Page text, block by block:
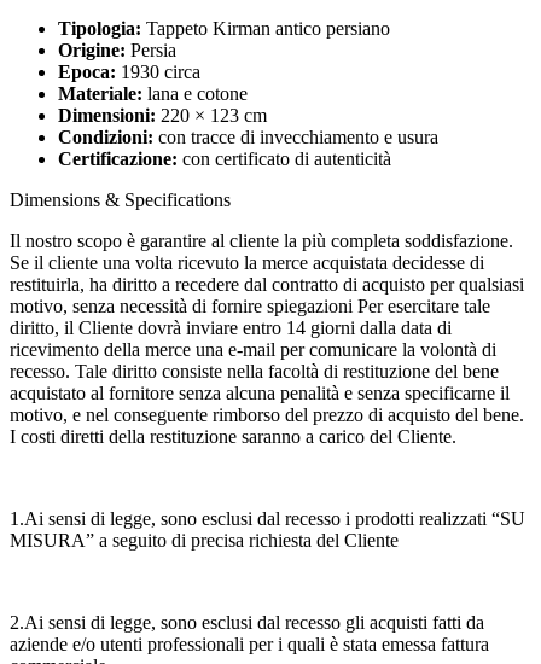
Tipologia: Tappeto Kirman antico persiano
Origine: Persia
Epoca: 1930 circa
Materiale: lana e cotone
Dimensioni: 220 × 123 cm
Condizioni: con tracce di invecchiamento e usura
Certificazione: con certificato di autenticità
Dimensions & Specifications
Il nostro scopo è garantire al cliente la più completa soddisfazione.
Se il cliente una volta ricevuto la merce acquistata decidesse di
restituirla, ha diritto a recedere dal contratto di acquisto per qualsiasi
motivo, senza necessità di fornire spiegazioni Per esercitare tale
diritto, il Cliente dovrà inviare entro 14 giorni dalla data di
ricevimento della merce una e-mail per comunicare la volontà di
recesso. Tale diritto consiste nella facoltà di restituzione del bene
acquistato al fornitore senza alcuna penalità e senza specificarne il
motivo, e nel conseguente rimborso del prezzo di acquisto del bene.
I costi diretti della restituzione saranno a carico del Cliente.
1.Ai sensi di legge, sono esclusi dal recesso i prodotti realizzati “SU
MISURA” a seguito di precisa richiesta del Cliente
2.Ai sensi di legge, sono esclusi dal recesso gli acquisti fatti da
aziende e/o utenti professionali per i quali è stata emessa fattura